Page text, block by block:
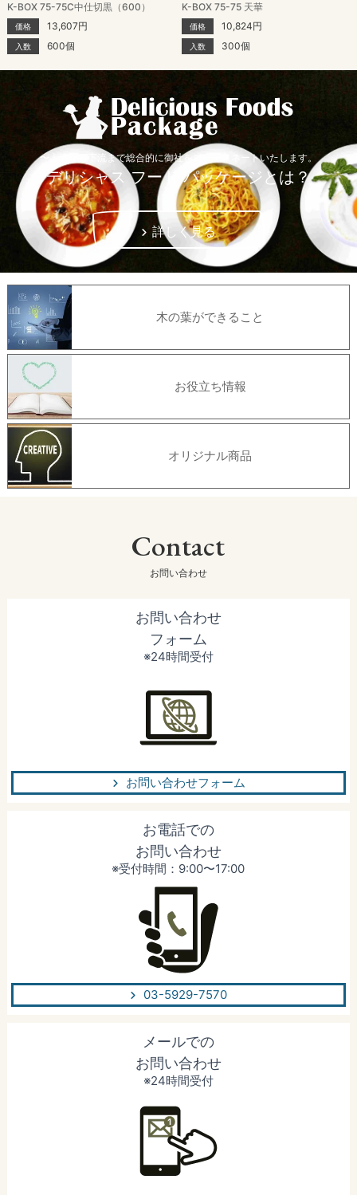
K-BOX 75-75C中仕切黒（600）
価格 13,607円
入数 600個
K-BOX 75-75 天華
価格 10,824円
入数 300個
〜上流から下流まで総合的に御社をコーディネートいたします。
デリシャス フード パッケージとは？
詳しく見る
木の葉ができること
お役立ち情報
オリジナル商品
Contact
お問い合わせ
お問い合わせ
フォーム
※24時間受付
お問い合わせフォーム
お電話での
お問い合わせ
※受付時間：9:00〜17:00
03-5929-7570
メールでの
お問い合わせ
※24時間受付